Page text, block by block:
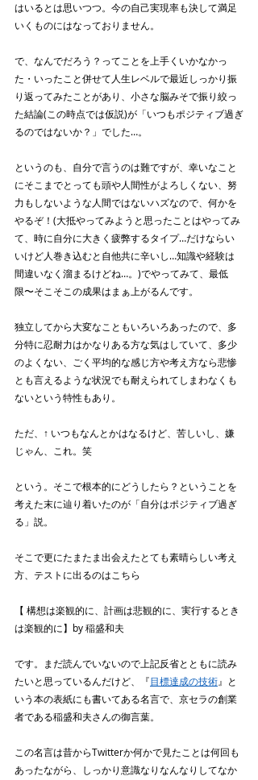
はいるとは思いつつ。今の自己実現率も決して満足
いくものにはなっておりません。
で、なんでだろう？ってことを上手くいかなかっ
た・いったこと併せて人生レベルで最近しっかり振
り返ってみたことがあり、小さな脳みそで振り絞っ
た結論(この時点では仮説)が「いつもポジティブ過ぎ
るのではないか？」でした…。
というのも、自分で言うのは難ですが、幸いなこと
にそこまでとっても頭や人間性がよろしくない、努
力もしないような人間ではないハズなので、何かを
やるぞ！(大抵やってみようと思ったことはやってみ
て、時に自分に大きく疲弊するタイプ…だけならい
いけど人巻き込むと自他共に辛いし…知識や経験は
間違いなく溜まるけどね…。)でやってみて、最低
限〜そこそこの成果はまぁ上がるんです。
独立してから大変なこともいろいろあったので、多
分特に忍耐力はかなりある方な気はしていて、多少
のよくない、ごく平均的な感じ方や考え方なら悲惨
とも言えるような状況でも耐えられてしまわなくも
ないという特性もあり。
ただ、↑ いつもなんとかはなるけど、苦しいし、嫌
じゃん、これ。笑
という。そこで根本的にどうしたら？ということを
考えた末に辿り着いたのが「自分はポジティブ過ぎ
る」説。
そこで更にたまたま出会えたとても素晴らしい考え
方、テストに出るのはこちら
【 構想は楽観的に、計画は悲観的に、実行するとき
は楽観的に】by 稲盛和夫
です。まだ読んでいないので上記反省とともに読み
たいと思っているんだけど、『目標達成の技術』と
いう本の表紙にも書いてある名言で、京セラの創業
者である稲盛和夫さんの御言葉。
この名言は昔からTwitterか何かで見たことは何回も
あったながら、しっかり意識なりなんなりしてなか